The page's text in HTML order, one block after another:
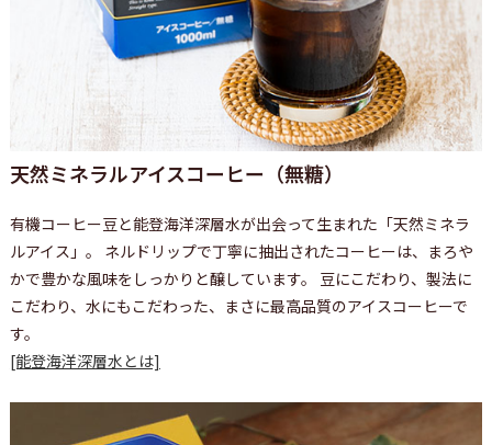
天然ミネラルアイスコーヒー（無糖）
有機コーヒー豆と能登海洋深層水が出会って生まれた「天然ミネラ
ルアイス」。 ネルドリップで丁寧に抽出されたコーヒーは、まろや
かで豊かな風味をしっかりと醸しています。 豆にこだわり、製法に
こだわり、水にもこだわった、まさに最高品質のアイスコーヒーで
す。
[能登海洋深層水とは]